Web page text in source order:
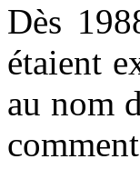
Dès
étaient
au nom